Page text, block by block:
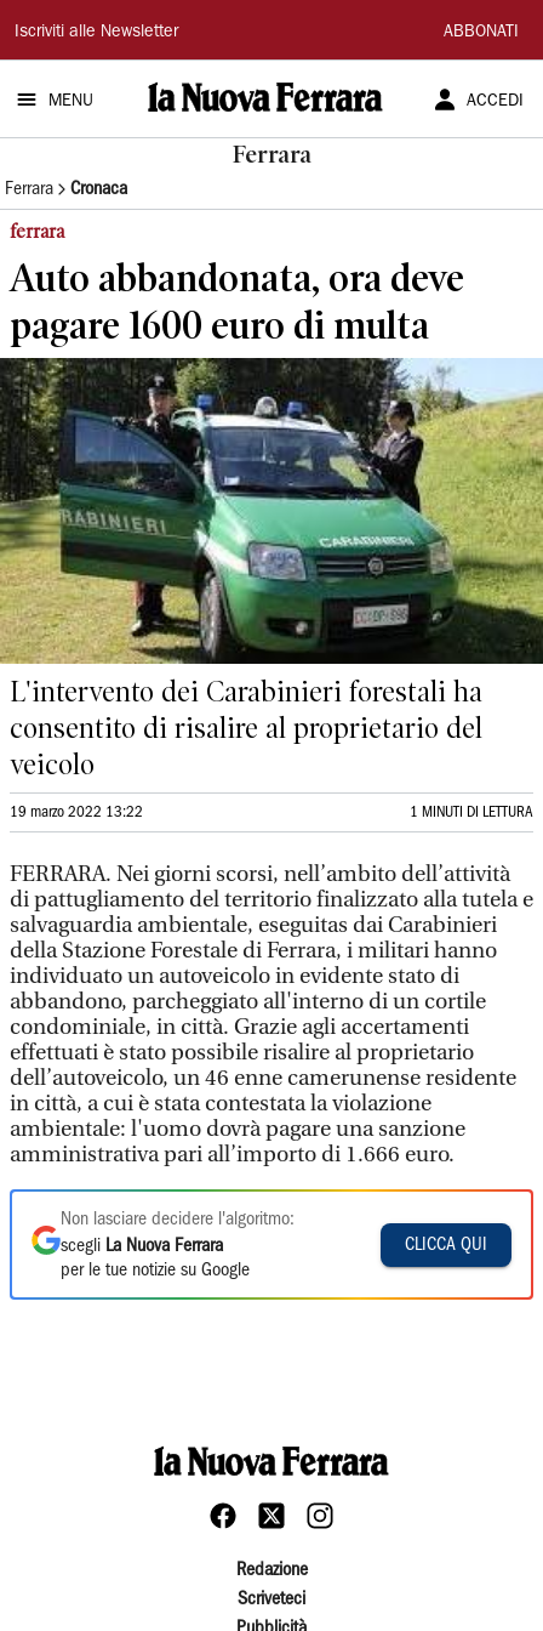
La
Nuova
Ferrara
Iscriviti alle Newsletter ABBONATI
MENU ACCEDI
Ferrara
Ferrara Cronaca
ferrara
Auto abbandonata, ora deve
pagare 1600 euro di multa
L'intervento dei Carabinieri forestali ha
consentito di risalire al proprietario del
veicolo
19 marzo 2022 13:22 1 MINUTI DI LETTURA
FERRARA. Nei giorni scorsi, nell’ambito dell’attività
di pattugliamento del territorio finalizzato alla tutela e
salvaguardia ambientale, eseguitas dai Carabinieri
della Stazione Forestale di Ferrara, i militari hanno
individuato un autoveicolo in evidente stato di
abbandono, parcheggiato all'interno di un cortile
condominiale, in città. Grazie agli accertamenti
effettuati è stato possibile risalire al proprietario
dell’autoveicolo, un 46 enne camerunense residente
in città, a cui è stata contestata la violazione
ambientale: l'uomo dovrà pagare una sanzione
amministrativa pari all’importo di 1.666 euro.
Non lasciare decidere l'algoritmo:
scegli La Nuova Ferrara
per le tue notizie su Google
CLICCA QUI
Redazione
Scriveteci